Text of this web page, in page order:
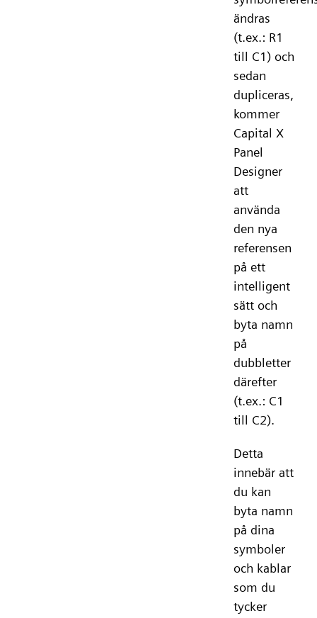
ändras
(t.ex.: R1
till C1) och
sedan
dupliceras,
kommer
Capital X
Panel
Designer
att
använda
den nya
referensen
på ett
intelligent
sätt och
byta namn
på
dubbletter
därefter
(t.ex.: C1
till C2).
Detta
innebär att
du kan
byta namn
på dina
symboler
och kablar
som du
tycker